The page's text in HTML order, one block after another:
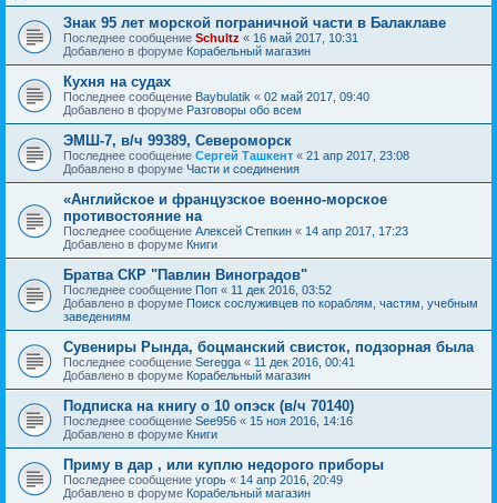
Знак 95 лет морской пограничной части в Балаклаве
Последнее сообщение Schultz « 16 май 2017, 10:31
Добавлено в форуме Корабельный магазин
Кухня на судах
Последнее сообщение Baybulatik « 02 май 2017, 09:40
Добавлено в форуме Разговоры обо всем
ЭМШ-7, в/ч 99389, Североморск
Последнее сообщение Сергей Ташкент « 21 апр 2017, 23:08
Добавлено в форуме Части и соединения
«Английское и французское военно-морское
противостояние на
Последнее сообщение Алексей Степкин « 14 апр 2017, 17:23
Добавлено в форуме Книги
Братва СКР "Павлин Виноградов"
Последнее сообщение Поп « 11 дек 2016, 03:52
Добавлено в форуме Поиск сослуживцев по кораблям, частям, учебным
заведениям
Сувениры Рында, боцманский свисток, подзорная была
Последнее сообщение Seregga « 11 дек 2016, 00:41
Добавлено в форуме Корабельный магазин
Подписка на книгу о 10 опэск (в/ч 70140)
Последнее сообщение See956 « 15 ноя 2016, 14:16
Добавлено в форуме Книги
Приму в дар , или куплю недорого приборы
Последнее сообщение угорь « 14 апр 2016, 20:49
Добавлено в форуме Корабельный магазин